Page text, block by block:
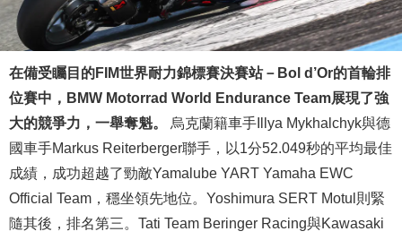
在備受矚目的FIM世界耐力錦標賽決賽站－Bol d’Or的首輪排
位賽中，BMW Motorrad World Endurance Team展現了強
大的競爭力，一舉奪魁。
烏克蘭籍車手Illya Mykhalchyk與德
國車手Markus Reiterberger聯手，以1分52.049秒的平均最佳
成績，成功超越了勁敵Yamalube YART Yamaha EWC
Official Team，穩坐領先地位。Yoshimura SERT Motul則緊
隨其後，排名第三。Tati Team Beringer Racing與Kawasaki